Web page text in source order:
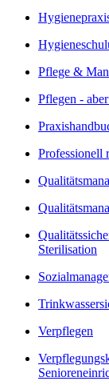
Pflege &
Pflegen -
Professionell
Sterilisation
Verpflegen